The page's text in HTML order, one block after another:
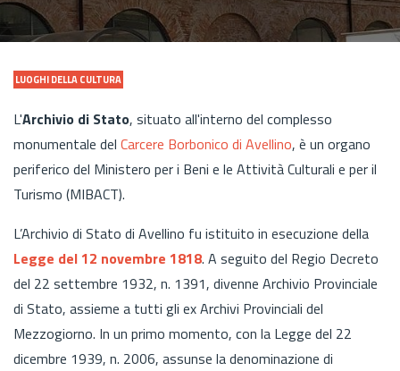
LUOGHI DELLA CULTURA
L'Archivio di Stato, situato all'interno del complesso
monumentale del Carcere Borbonico di Avellino, è un organo
periferico del Ministero per i Beni e le Attività Culturali e per il
Turismo (MIBACT).
L’Archivio di Stato di Avellino fu istituito in esecuzione della
Legge del 12 novembre 1818. A seguito del Regio Decreto
del 22 settembre 1932, n. 1391, divenne Archivio Provinciale
di Stato, assieme a tutti gli ex Archivi Provinciali del
Mezzogiorno. In un primo momento, con la Legge del 22
dicembre 1939, n. 2006, assunse la denominazione di